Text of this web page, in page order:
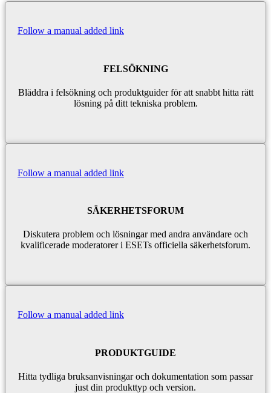
Follow a manual added link
FELSÖKNING
Bläddra i felsökning och produktguider för att snabbt hitta rätt
lösning på ditt tekniska problem.
Follow a manual added link
SÄKERHETSFORUM
Diskutera problem och lösningar med andra användare och
kvalificerade moderatorer i ESETs officiella säkerhetsforum.
Follow a manual added link
PRODUKTGUIDE
Hitta tydliga bruksanvisningar och dokumentation som passar
just din produkttyp och version.